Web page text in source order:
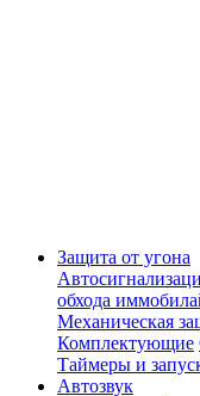
Защита от угона
обхода
Механическая
Комплектующие
Таймеры и
Автозвук